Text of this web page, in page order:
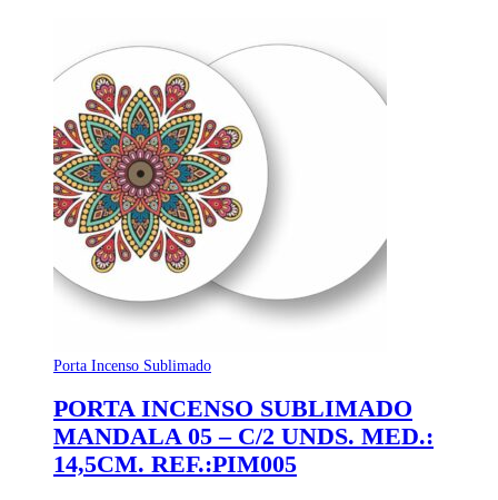
Porta Incenso Sublimado
PORTA INCENSO SUBLIMADO
MANDALA 05 – C/2 UNDS. MED.:
14,5CM. REF.:PIM005